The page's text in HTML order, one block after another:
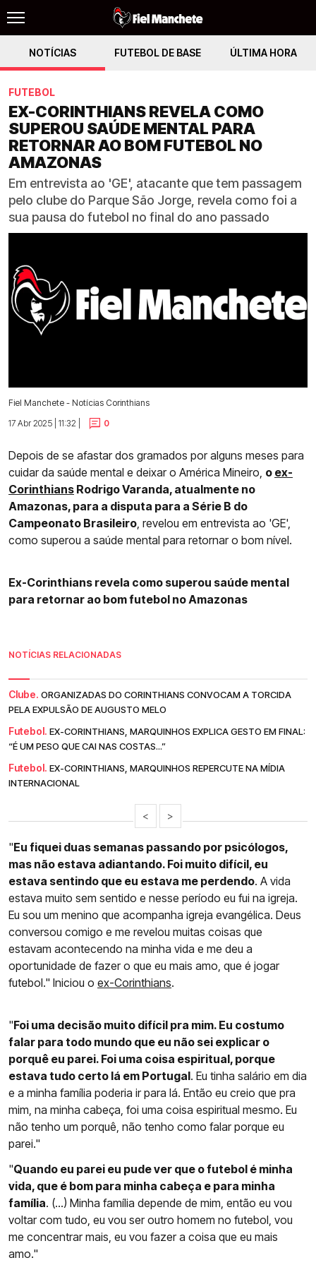
NOTÍCIAS FUTEBOL DE BASE ÚLTIMA HORA
FUTEBOL
EX-CORINTHIANS REVELA COMO
SUPEROU SAÚDE MENTAL PARA
RETORNAR AO BOM FUTEBOL NO
AMAZONAS
Em entrevista ao 'GE', atacante que tem passagem
pelo clube do Parque São Jorge, revela como foi a
sua pausa do futebol no final do ano passado
Fiel Manchete - Notícias Corinthians
17 Abr 2025 | 11:32 |
0
Depois de se afastar dos gramados por alguns meses para
cuidar da saúde mental e deixar o América Mineiro, o ex-
Corinthians Rodrigo Varanda, atualmente no
Amazonas, para a disputa para a Série B do
Campeonato Brasileiro, revelou em entrevista ao 'GE',
como superou a saúde mental para retornar o bom nível.
Ex-Corinthians revela como superou saúde mental
para retornar ao bom futebol no Amazonas
NOTÍCIAS RELACIONADAS
Clube. ORGANIZADAS DO CORINTHIANS CONVOCAM A TORCIDA
PELA EXPULSÃO DE AUGUSTO MELO
Futebol. EX-CORINTHIANS, MARQUINHOS EXPLICA GESTO EM FINAL:
“É UM PESO QUE CAI NAS COSTAS...”
Futebol. EX-CORINTHIANS, MARQUINHOS REPERCUTE NA MÍDIA
INTERNACIONAL
< >
"Eu fiquei duas semanas passando por psicólogos,
mas não estava adiantando. Foi muito difícil, eu
estava sentindo que eu estava me perdendo. A vida
estava muito sem sentido e nesse período eu fui na igreja.
Eu sou um menino que acompanha igreja evangélica. Deus
conversou comigo e me revelou muitas coisas que
estavam acontecendo na minha vida e me deu a
oportunidade de fazer o que eu mais amo, que é jogar
futebol." Iniciou o ex-Corinthians.
"Foi uma decisão muito difícil pra mim. Eu costumo
falar para todo mundo que eu não sei explicar o
porquê eu parei. Foi uma coisa espiritual, porque
estava tudo certo lá em Portugal. Eu tinha salário em dia
e a minha família poderia ir para lá. Então eu creio que pra
mim, na minha cabeça, foi uma coisa espiritual mesmo. Eu
não tenho um porquê, não tenho como falar porque eu
parei."
"Quando eu parei eu pude ver que o futebol é minha
vida, que é bom para minha cabeça e para minha
família. (...) Minha família depende de mim, então eu vou
voltar com tudo, eu vou ser outro homem no futebol, vou
me concentrar mais, eu vou fazer a coisa que eu mais
amo."